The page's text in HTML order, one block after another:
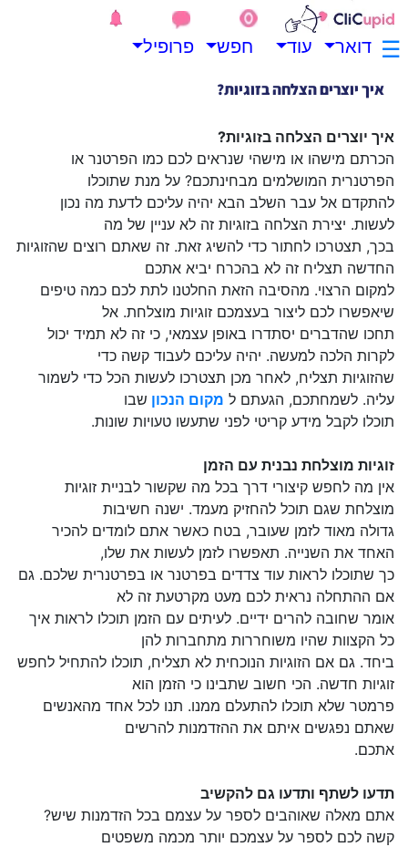
☰ דואר עוד חפש פרופיל
.
איך יוצרים הצלחה בזוגיות?
הכרתם מישהו או מישהי שנראים לכם כמו הפרטנר או
הפרטנרית המושלמים מבחינתכם? על מנת שתוכלו
להתקדם אל עבר השלב הבא יהיה עליכם לדעת מה נכון
לעשות. יצירת הצלחה בזוגיות זה לא עניין של מה
בכך, תצטרכו לחתור כדי להשיג זאת. זה שאתם רוצים שהזוגיות
החדשה תצליח זה לא בהכרח יביא אתכם
למקום הרצוי. מהסיבה הזאת החלטנו לתת לכם כמה טיפים
שיאפשרו לכם ליצור בעצמכם זוגיות מוצלחת. אל
תחכו שהדברים יסתדרו באופן עצמאי, כי זה לא תמיד יכול
לקרות הלכה למעשה. יהיה עליכם לעבוד קשה כדי
שהזוגיות תצליח, לאחר מכן תצטרכו לעשות הכל כדי לשמור
עליה. לשמחתכם, הגעתם ל מקום הנכון שבו
תוכלו לקבל מידע קריטי לפני שתעשו טעויות שונות.
זוגיות מוצלחת נבנית עם הזמן
אין מה לחפש קיצורי דרך בכל מה שקשור לבניית זוגיות
מוצלחת שגם תוכל להחזיק מעמד. ישנה חשיבות
גדולה מאוד לזמן שעובר, בטח כאשר אתם לומדים להכיר
האחד את השנייה. תאפשרו לזמן לעשות את שלו,
כך שתוכלו לראות עוד צדדים בפרטנר או בפרטנרית שלכם. גם
אם ההתחלה נראית לכם מעט מקרטעת זה לא
אומר שחובה להרים ידיים. לעיתים עם הזמן תוכלו לראות איך
כל הקצוות שהיו משוחררות מתחברות להן
ביחד. גם אם הזוגיות הנוכחית לא תצליח, תוכלו להתחיל לחפש
זוגיות חדשה. הכי חשוב שתבינו כי הזמן הוא
פרמטר שלא תוכלו להתעלם ממנו. תנו לכל אחד מהאנשים
שאתם נפגשים איתם את ההזדמנות להרשים
אתכם.
תדעו לשתף ותדעו גם להקשיב
אתם מאלה שאוהבים לספר על עצמם בכל הזדמנות שיש?
קשה לכם לספר על עצמכם יותר מכמה משפטים